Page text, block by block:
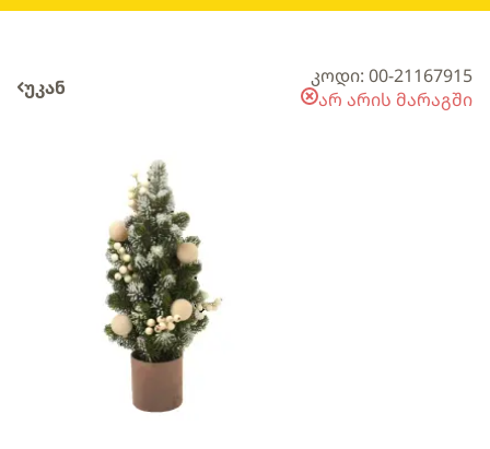
უკან
კოდი: 00-21167915
არ არის მარაგში